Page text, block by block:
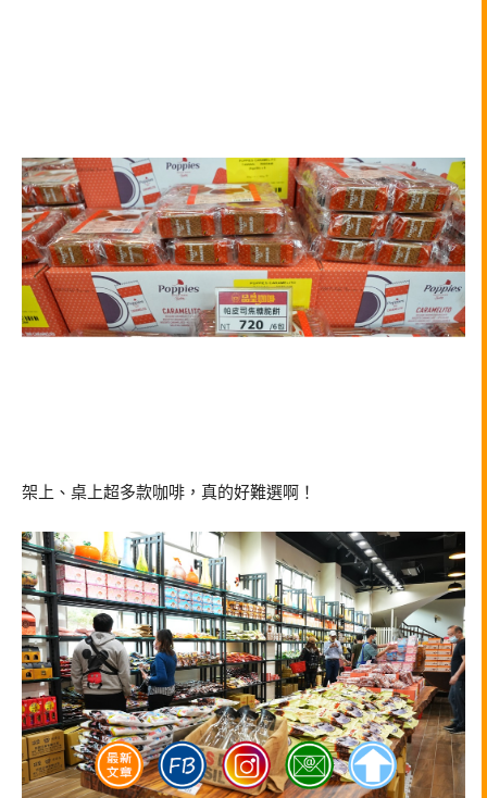
架上、桌上超多款咖啡，真的好難選啊！